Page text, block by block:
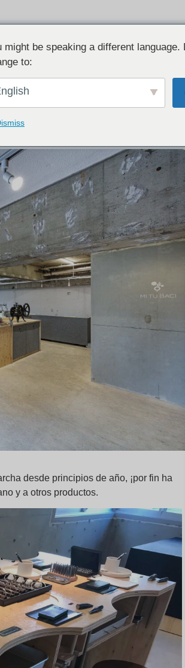
MITUBACI Abierto de
desde principios de año, ¡por fin ha
y a otros productos.
might be speaking a different language.
to: